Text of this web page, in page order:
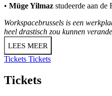
• Müge Yilmaz studeerde aan
Workspacebrussels is een
heel drastisch zou kunnen
LEES MEER
Tickets Tickets
Tickets